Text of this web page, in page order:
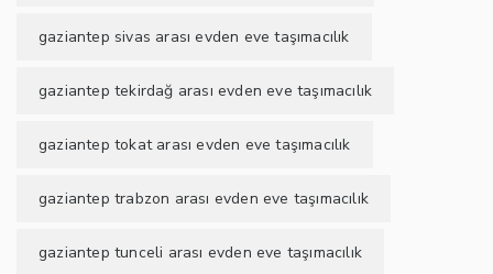
gaziantep sivas arası evden eve taşımacılık
gaziantep tekirdağ arası evden eve taşımacılık
gaziantep tokat arası evden eve taşımacılık
gaziantep trabzon arası evden eve taşımacılık
gaziantep tunceli arası evden eve taşımacılık